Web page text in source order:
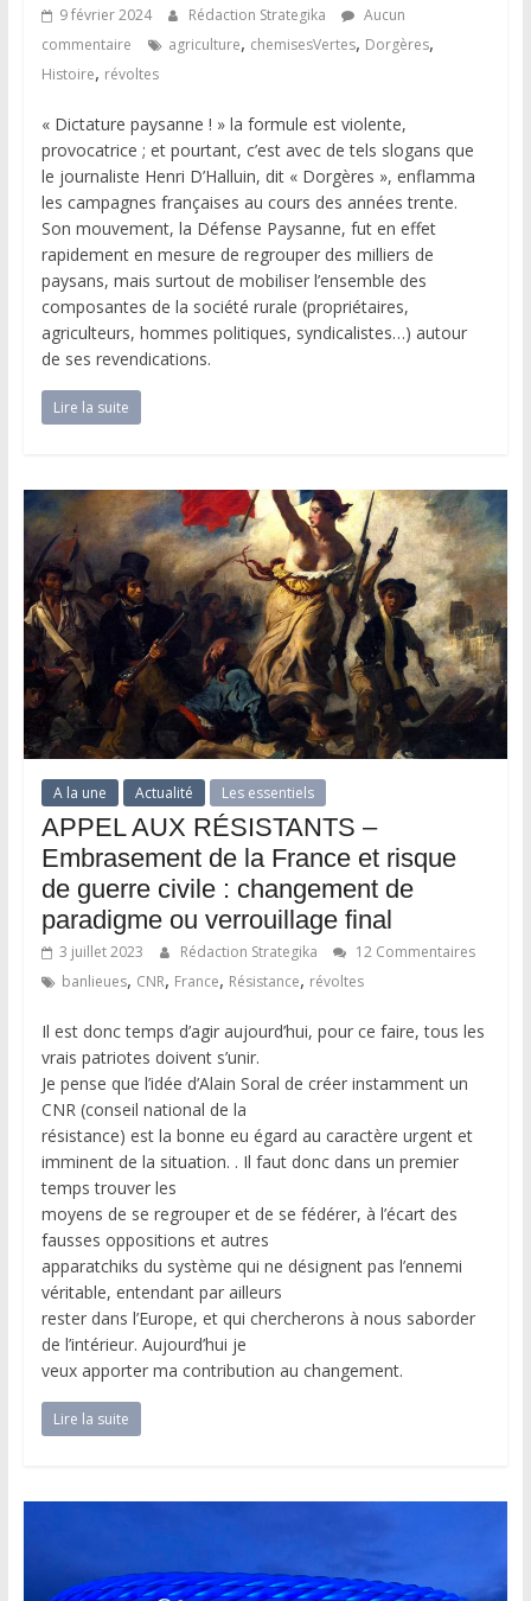
9 février 2024 Rédaction Strategika
Aucun
commentaire
agriculture, chemisesVertes, Dorgères,
Histoire, révoltes
« Dictature paysanne ! » la formule est violente,
provocatrice ; et pourtant, c’est avec de tels slogans que
le journaliste Henri D’Halluin, dit « Dorgères », enflamma
les campagnes françaises au cours des années trente.
Son mouvement, la Défense Paysanne, fut en effet
rapidement en mesure de regrouper des milliers de
paysans, mais surtout de mobiliser l’ensemble des
composantes de la société rurale (propriétaires,
agriculteurs, hommes politiques, syndicalistes…) autour
de ses revendications.
Lire la suite
A la une Actualité Les essentiels
APPEL AUX RÉSISTANTS –
Embrasement de la France et risque
de guerre civile : changement de
paradigme ou verrouillage final
3 juillet 2023 Rédaction Strategika
12 Commentaires
banlieues, CNR, France, Résistance, révoltes
Il est donc temps d’agir aujourd’hui, pour ce faire, tous les
vrais patriotes doivent s’unir.
Je pense que l’idée d’Alain Soral de créer instamment un
CNR (conseil national de la
résistance) est la bonne eu égard au caractère urgent et
imminent de la situation. . Il faut donc dans un premier
temps trouver les
moyens de se regrouper et de se fédérer, à l’écart des
fausses oppositions et autres
apparatchiks du système qui ne désignent pas l’ennemi
véritable, entendant par ailleurs
rester dans l’Europe, et qui chercherons à nous saborder
de l’intérieur. Aujourd’hui je
veux apporter ma contribution au changement.
Lire la suite